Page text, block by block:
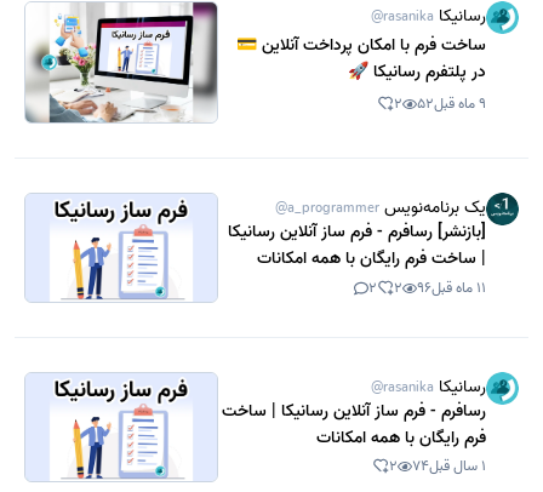
رسانیکا @rasanika
ساخت فرم با امکان پرداخت آنلاین 💳
در پلتفرم رسانیکا 🚀
9 ماه قبل 52
2
یک برنامه‌نویس @a_programmer
[بازنشر] رسافرم - فرم ساز آنلاین رسانیکا
| ساخت فرم رایگان با همه امکانات
11 ماه قبل 96
2
2
رسانیکا @rasanika
رسافرم - فرم ساز آنلاین رسانیکا | ساخت
فرم رایگان با همه امکانات
1 سال قبل 74
2